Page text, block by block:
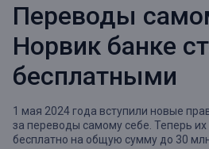
Переводы
Норвик банке
бесплатными
1 мая 2024 года вступили новые
за переводы самому себе. Теперь
бесплатно на общую сумму до 30